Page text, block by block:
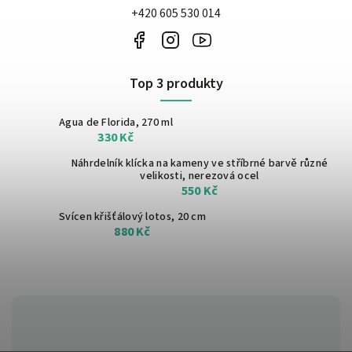
+420 605 530 014
Top 3 produkty
Agua de Florida, 270 ml
330 Kč
Náhrdelník klícka na kameny ve stříbrné barvě různé
velikosti, nerezová ocel
550 Kč
Svícen křišťálový lotos, 20 cm
880 Kč